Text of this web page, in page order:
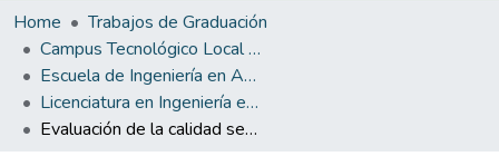
Home
Trabajos de Graduación
Campus Tecnológico Local San Carlos
Escuela de Ingeniería en Agronomía
Licenciatura en Ingeniería en Agronomía
Evaluación de la calidad seminal en bovinos (Bos indicus) y la estructura subpoblacional del eyaculado mediante un sistema CASA-Mot